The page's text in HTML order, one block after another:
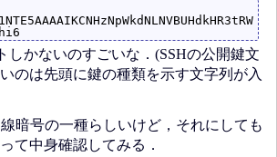
しかないのすごいな．(SSHの公開鍵文
のは先頭に鍵の種類を示す文字列が入
暗号の一種らしいけど，それにしても
て中身確認してみる．